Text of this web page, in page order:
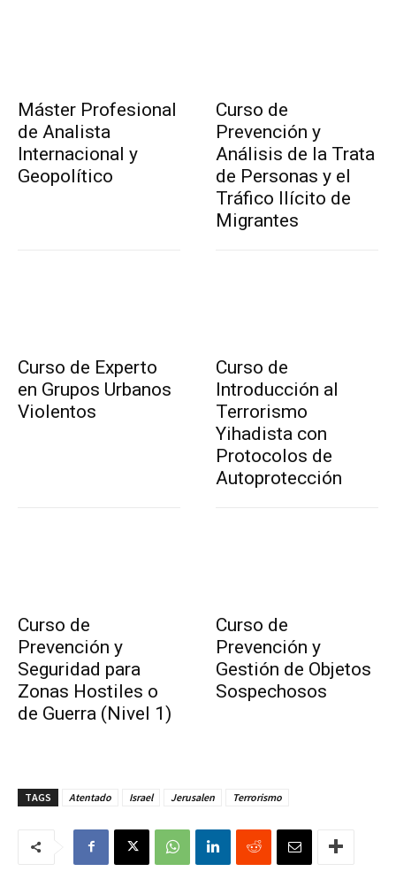
Máster Profesional
de Analista
Internacional y
Geopolítico
Curso de
Prevención y
Análisis de la Trata
de Personas y el
Tráfico Ilícito de
Migrantes
Curso de Experto
en Grupos Urbanos
Violentos
Curso de
Introducción al
Terrorismo
Yihadista con
Protocolos de
Autoprotección
Curso de
Prevención y
Seguridad para
Zonas Hostiles o
de Guerra (Nivel 1)
Curso de
Prevención y
Gestión de Objetos
Sospechosos
TAGS Atentado Israel Jerusalen Terrorismo